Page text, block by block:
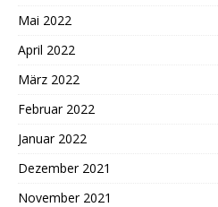
Mai 2022
April 2022
März 2022
Februar 2022
Januar 2022
Dezember 2021
November 2021